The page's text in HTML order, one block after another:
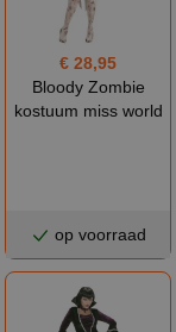
€ 28,95
Bloody Zombie
kostuum miss world
op voorraad